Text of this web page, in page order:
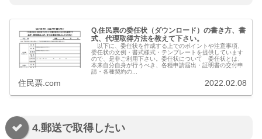
Q.住民票の委任状（ダウンロード）の書き方、書
式、代理取得方法を教えて下さい。
以下に、委任状を作成する上でのポイントや注意事項、
委任状の文例・書式様式・テンプレートを提供しています
ので、是非ご利用下さい。委任状について 委任状とは、
本来自分自身が行うべき、各種申請届出・証明書の交付申
請・各種契約の...
住民票.com 2022.02.08
4.郵送で取得したい